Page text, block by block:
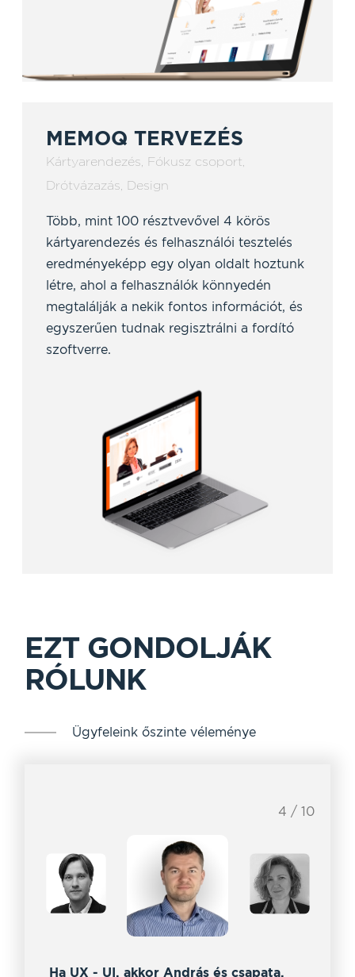
MEMOQ TERVEZÉS
Kártyarendezés Fókusz csoport
Drótvázazás Design
Több, mint 100 résztvevővel 4 körös
kártyarendezés és felhasználói tesztelés
eredményeképp egy olyan oldalt hoztunk
létre, ahol a felhasználók könnyedén
megtalálják a nekik fontos információt, és
egyszerűen tudnak regisztrálni a fordító
szoftverre.
EZT GONDOLJÁK
RÓLUNK
Ügyfeleink őszinte véleménye
4 / 10
Ha UX - UI, akkor András és csapata.